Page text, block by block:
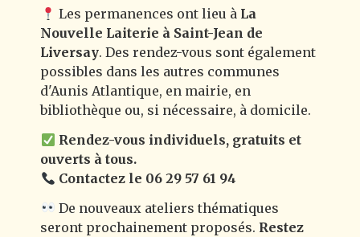
Les permanences ont lieu à La
Nouvelle Laiterie à Saint-Jean de
Liversay. Des rendez-vous sont également
possibles dans les autres communes
d'Aunis Atlantique, en mairie, en
bibliothèque ou, si nécessaire, à domicile.
Rendez-vous individuels, gratuits et
ouverts à tous.
Contactez le 06 29 57 61 94
De nouveaux ateliers thématiques
seront prochainement proposés. Restez